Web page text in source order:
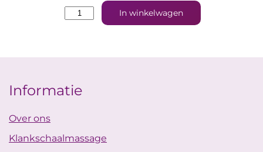
In winkelwagen
Informatie
Over ons
Klankschaalmassage